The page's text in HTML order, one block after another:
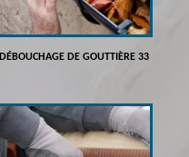
DÉBOUCHAGE DE GOUTTIÈRE 33